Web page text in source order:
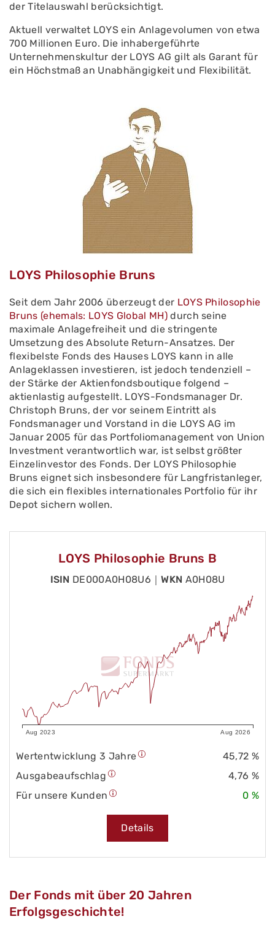
der Titelauswahl berücksichtigt.
Aktuell verwaltet LOYS ein Anlagevolumen von etwa
700 Millionen Euro. Die inhabergeführte
Unternehmenskultur der LOYS AG gilt als Garant für
ein Höchstmaß an Unabhängigkeit und Flexibilität.
LOYS Philosophie Bruns
Seit dem Jahr 2006 überzeugt der LOYS Philosophie
Bruns (ehemals: LOYS Global MH)durch seine
maximale Anlagefreiheit und die stringente
Umsetzung des Absolute Return-Ansatzes. Der
flexibelste Fonds des Hauses LOYS kann in alle
Anlageklassen investieren, ist jedoch tendenziell –
der Stärke der Aktienfondsboutique folgend –
aktienlastig aufgestellt. LOYS-Fondsmanager Dr.
Christoph Bruns, der vor seinem Eintritt als
Fondsmanager und Vorstand in die LOYS AG im
Januar 2005 für das Portfoliomanagement von Union
Investment verantwortlich war, ist selbst größter
Einzelinvestor des Fonds. Der LOYS Philosophie
Bruns eignet sich insbesondere für Langfristanleger,
die sich ein flexibles internationales Portfolio für ihr
Depot sichern wollen.
LOYS Philosophie Bruns B
ISIN DE000A0H08U6｜WKN A0H08U
Aug 2023 Aug 2026
Wertentwicklung 3 Jahre
45,72 %
Ausgabeaufschlag
4,76 %
Für unsere Kunden
0 %
Details
Der Fonds mit über 20 Jahren
Erfolgsgeschichte!